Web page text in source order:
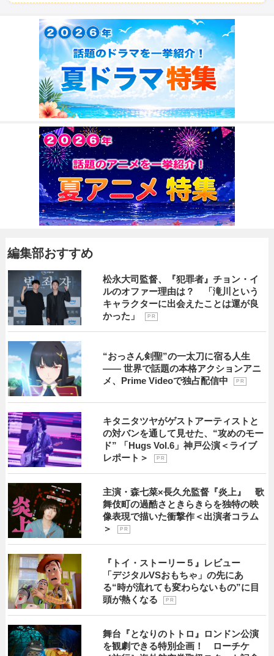
編集部おすすめ
松永大司監督、『犯罪者』チョン・イ
ルのオファー理由は？ 「滝川という
キャラクターに出会えたことは運が良
かった」
P R
“おっさん剣聖”の一太刀に宿る人生
―― 世界で話題の本格アクションアニ
メ、Prime Videoで独占配信中
P R
キタニタツヤがゲストアーティストと
の対バンを通して見せた、“攻めのモー
ド” 「Hugs Vol.6」神戸公演＜ライブ
レポート＞
P R
主演・森七菜×長久允監督『炎上』 歌
舞伎町の過酷さときらきらを独特の映
像表現で描いた衝撃作＜出演者コラム
＞
P R
『トイ・ストーリー５』レビュー
「デジタルVSおもちゃ」の先にあ
る“時が流れても変わらないもの”に目
頭が熱くなる
P R
舞台『となりのトトロ』ロンドン公演
を観劇できる特別企画！ ローチケ